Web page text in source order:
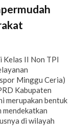
Kelas II Non TPI
Minggu Ceria)
Kabupaten
merupakan bentuk
di wilayah